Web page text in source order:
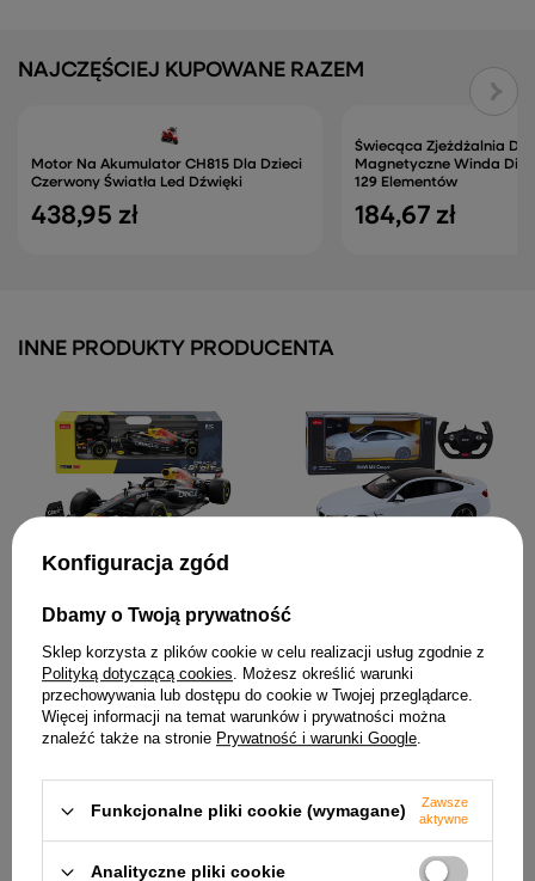
NAJCZĘŚCIEJ KUPOWANE RAZEM
Motor Na Akumulator CH815 Dla Dzieci
Czerwony Światła Led Dźwięki
438,95 zł
Świecąca Zjeżdżalnia
Magnetyczne Winda
129 Elementów
184,67 zł
INNE PRODUKTY PRODUCENTA
Auto Rastar Wyścigówka
Auto na akumulator
Konfiguracja zgód
Dbamy o Twoją prywatność
Sklep korzysta z plików cookie w celu realizacji usług zgodnie z
Polityką dotyczącą cookies. Możesz określić warunki
przechowywania lub dostępu do cookie w Twojej przeglądarce.
Więcej informacji na temat warunków i prywatności można
znaleźć także na stronie Prywatność i warunki Google.
Funkcjonalne pliki cookie (wymagane)
Zawsze
aktywne
Analityczne pliki cookie